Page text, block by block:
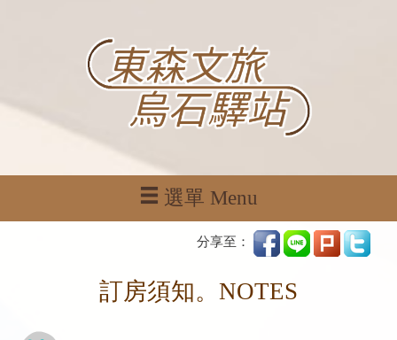
選單 Menu
分享至：
訂房須知。NOTES